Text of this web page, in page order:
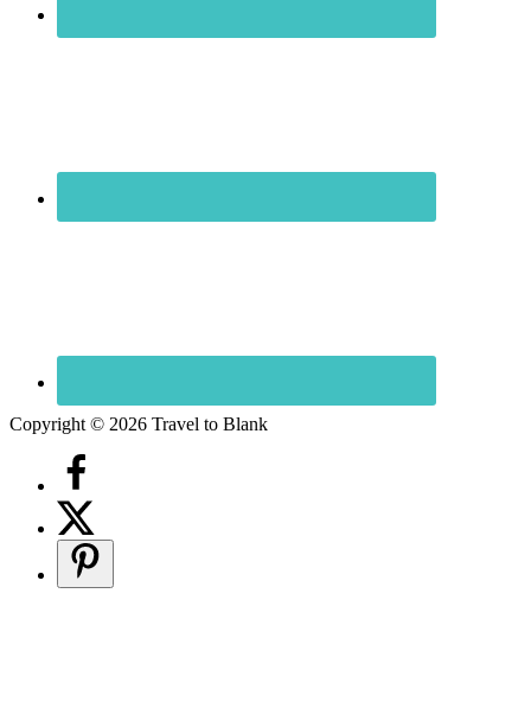
Copyright © 2026 Travel to Blank